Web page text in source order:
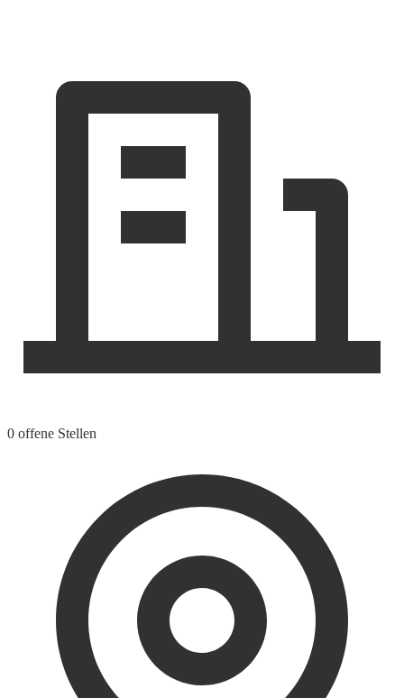
0 offene Stellen